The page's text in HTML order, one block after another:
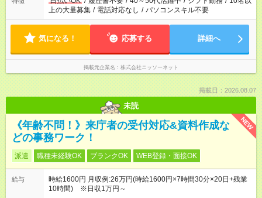
上の大量募集 / 電話対応なし / パソコンスキル不要
気になる！ 応募する 詳細へ
掲載元企業名 株式会社ニッソーネット
掲載日：2026.08.07
未読
NEW
《年齢不問！》来庁者の受付対応&資料作成な
どの事務ワーク！
派遣 職種未経験OK ブランクOK WEB登録・面接OK
給与
時給1600円 月収例:26万円(時給1600円×7時間30分×20日+残業
10時間) ※日収1万円～